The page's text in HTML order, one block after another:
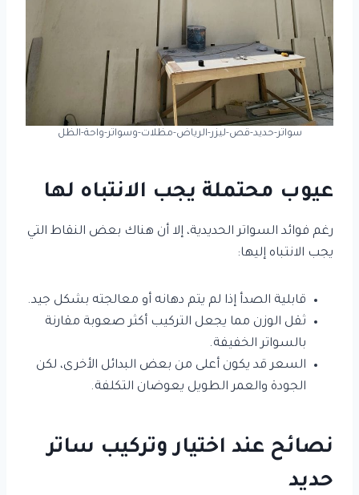
سواتر-حديد-قص-ليزر-الرياض-مظلات-وسواتر-واحة-الظل
عيوب محتملة يجب الانتباه لها
رغم فوائد السواتر الحديدية، إلا أن هناك بعض النقاط التي
يجب الانتباه إليها:
قابلية الصدأ إذا لم يتم دهانه أو معالجته بشكل جيد.
ثقل الوزن مما يجعل التركيب أكثر صعوبة مقارنة
بالسواتر الخفيفة.
السعر قد يكون أعلى من بعض البدائل الأخرى، لكن
الجودة والعمر الطويل يعوضان التكلفة.
نصائح عند اختيار وتركيب ساتر
حديد